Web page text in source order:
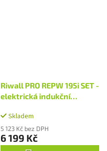
Riwall PRO REPW 195i SET -
elektrická indukční
příslušenstvím
Skladem
5 123 Kč bez DPH
6 199 Kč